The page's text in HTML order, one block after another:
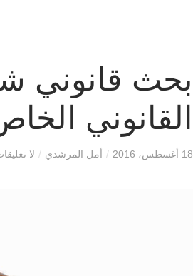
بحث قانوني
القانوني
18 أغسطس، 2016 / أمل المرشدي / لا